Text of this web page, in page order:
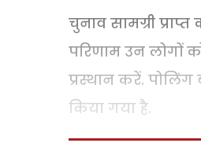
चुनाव सामग्री
परिणाम उन लोगों
प्रस्थान करें.
किया गया है.